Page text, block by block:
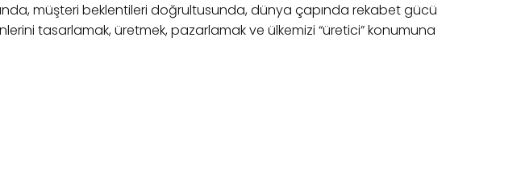
müşteri beklentileri doğrultusunda, dünya çapında rekabet gücü
tasarlamak, üretmek, pazarlamak ve ülkemizi “üretici” konumuna